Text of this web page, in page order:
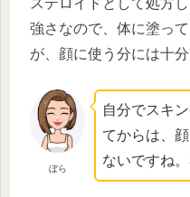
強さなので、体に塗っ
が、顔に使う分には十分
ぼら
自分でスキ
てからは、
ないですね